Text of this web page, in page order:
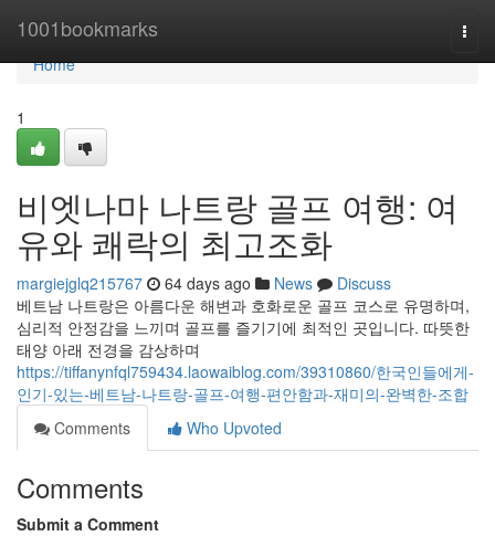
1001bookmarks
Home
Home
1
비엣나마 나트랑 골프 여행: 여
유와 쾌락의 최고조화
margiejglq215767 64 days ago News
Discuss
베트남 나트랑은 아름다운 해변과 호화로운 골프 코스로 유명하며,
심리적 안정감을 느끼며 골프를 즐기기에 최적인 곳입니다. 따뜻한
태양 아래 전경을 감상하며
https://tiffanynfql759434.laowaiblog.com/39310860/한국인들에게-
인기-있는-베트남-나트랑-골프-여행-편안함과-재미의-완벽한-조합
Comments
Who Upvoted
Comments
Submit a Comment